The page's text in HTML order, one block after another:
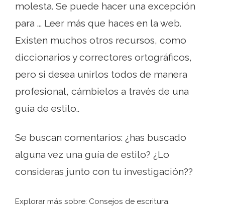
molesta. Se puede hacer una excepción
para ... Leer más que haces en la web.
Existen muchos otros recursos, como
diccionarios y correctores ortográficos,
pero si desea unirlos todos de manera
profesional, cámbielos a través de una
guía de estilo..
Se buscan comentarios: ¿has buscado
alguna vez una guía de estilo? ¿Lo
consideras junto con tu investigación??
Explorar más sobre: ​​Consejos de escritura.